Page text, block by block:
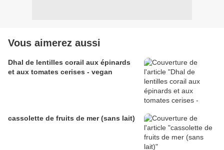
Vous aimerez aussi
Dhal de lentilles corail aux épinards
et aux tomates cerises - vegan
cassolette de fruits de mer (sans lait)